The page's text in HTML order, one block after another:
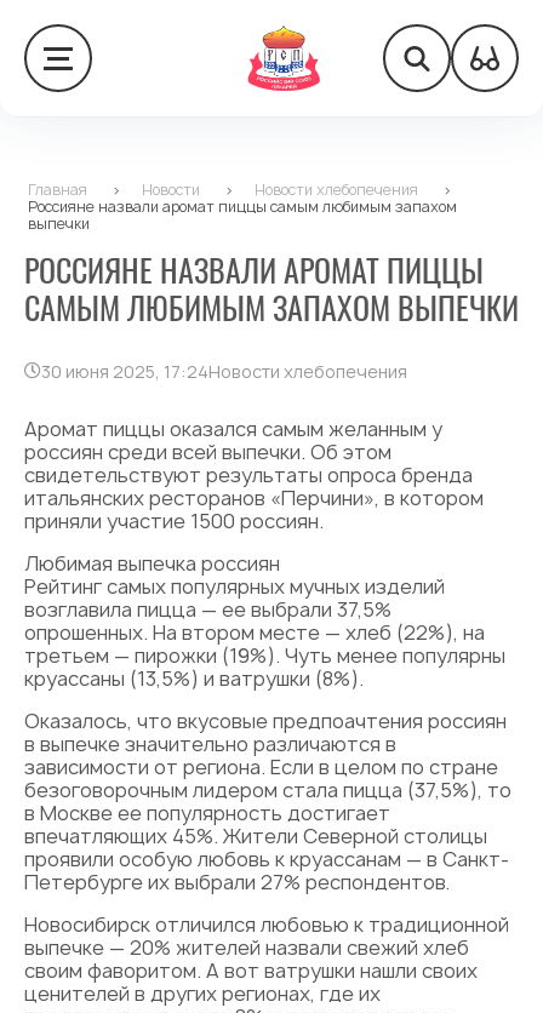
Главная > Новости > Новости хлебопечения
>
Россияне назвали аромат пиццы самым любимым запахом
выпечки
РОССИЯНЕ НАЗВАЛИ АРОМАТ ПИЦЦЫ
САМЫМ ЛЮБИМЫМ ЗАПАХОМ ВЫПЕЧКИ
30 июня 2025, 17:24Новости хлебопечения
Аромат пиццы оказался самым желанным у
россиян среди всей выпечки. Об этом
свидетельствуют результаты опроса бренда
итальянских ресторанов «Перчини», в котором
приняли участие 1500 россиян.
Любимая выпечка россиян
Рейтинг самых популярных мучных изделий
возглавила пицца — ее выбрали 37,5%
опрошенных. На втором месте — хлеб (22%), на
третьем — пирожки (19%). Чуть менее популярны
круассаны (13,5%) и ватрушки (8%).
Оказалось, что вкусовые предпоaчтения россиян
в выпечке значительно различаются в
зависимости от региона. Если в целом по стране
безоговорочным лидером стала пицца (37,5%), то
в Москве ее популярность достигает
впечатляющих 45%. Жители Северной столицы
проявили особую любовь к круассанам — в Санкт-
Петербурге их выбрали 27% респондентов.
Новосибирск отличился любовью к традиционной
выпечке — 20% жителей назвали свежий хлеб
своим фаворитом. А вот ватрушки нашли своих
ценителей в других регионах, где их